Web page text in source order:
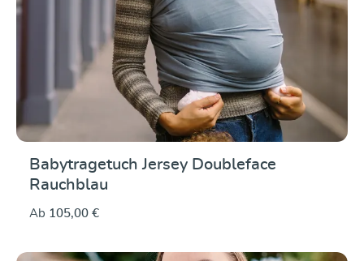
Babytragetuch Jersey Doubleface
Rauchblau
Ab 105,00 €